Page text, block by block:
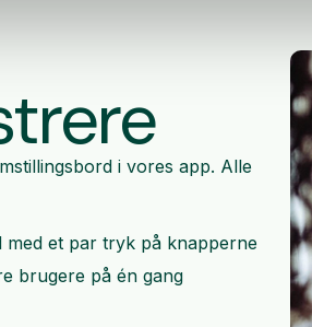
i vores app. Alle
et par tryk på knapperne
brugere på én gang